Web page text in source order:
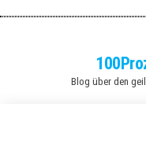
Blog über den